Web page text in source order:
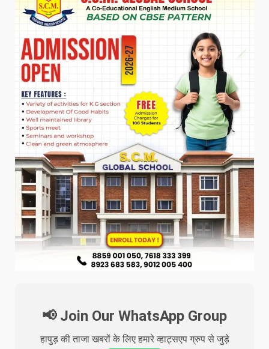
📢 Join Our WhatsApp Group
हापुड़ की ताजा खबरों के लिए हमारे व्हाट्सएप ग्रुप से जुड़े